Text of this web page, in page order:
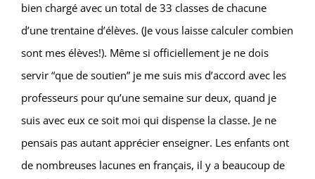
bien chargé avec un total de 33 classes de chacune
d’une trentaine d’élèves. (Je vous laisse calculer combien
sont mes élèves!). Même si officiellement je ne dois
servir “que de soutien” je me suis mis d’accord avec les
professeurs pour qu’une semaine sur deux, quand je
suis avec eux ce soit moi qui dispense la classe. Je ne
pensais pas autant apprécier enseigner. Les enfants ont
de nombreuses lacunes en français, il y a beaucoup de